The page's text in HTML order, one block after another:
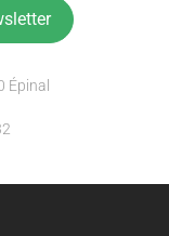
Épinal